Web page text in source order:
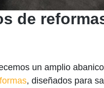
de
un amplio
, diseñados para